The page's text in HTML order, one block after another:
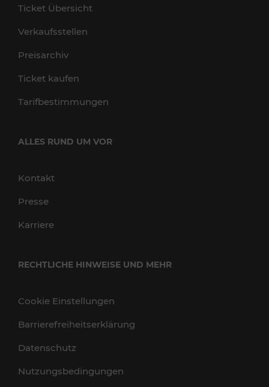
Ticket Übersicht
Verkaufsstellen
Preisarchiv
Ticket kaufen
Tarifbestimmungen
ALLES RUND UM VOR
Kontakt
Presse
Karriere
RECHTLICHE HINWEISE UND MEHR
Cookie Einstellungen
Barrierefreiheitserklärung
Datenschutz
Nutzungsbedingungen